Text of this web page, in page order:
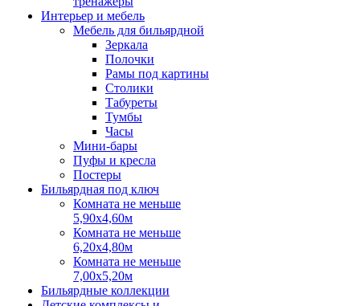
Интерьер и мебель
Мебель для бильярдной
Зеркала
Полочки
Рамы под картины
Столики
Табуреты
Тумбы
Часы
Мини-бары
Пуфы и кресла
Постеры
Бильярдная под ключ
Комната не меньше
5,90х4,60м
Комната не меньше
6,20х4,80м
Комната не меньше
7,00х5,20м
Бильярдные коллекции